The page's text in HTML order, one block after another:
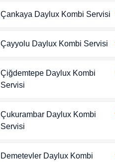
Çankaya Daylux Kombi Servisi
Çayyolu Daylux Kombi Servisi
Çiğdemtepe Daylux Kombi
Servisi
Çukurambar Daylux Kombi
Servisi
Demetevler Daylux Kombi